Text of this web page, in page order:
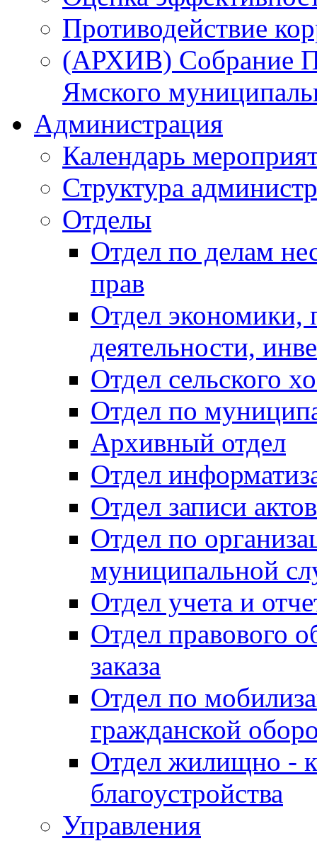
Противодействие
(АРХИВ) Собрание
Ямского
Администрация
Календарь
Структура
Отделы
Отдел по делам
прав
Отдел экономики,
деятельности,
Отдел сельского
Отдел по
Архивный отдел
Отдел
Отдел записи
Отдел по
муниципальной
Отдел учета и
Отдел правового
заказа
Отдел по
гражданской
Отдел жилищно -
благоустройства
Управления